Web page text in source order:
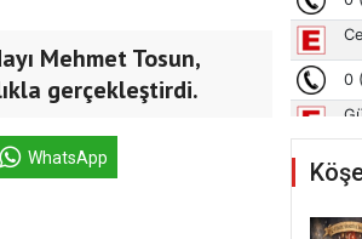
Mehmet Tosun,
gerçekleştirdi.
WhatsApp